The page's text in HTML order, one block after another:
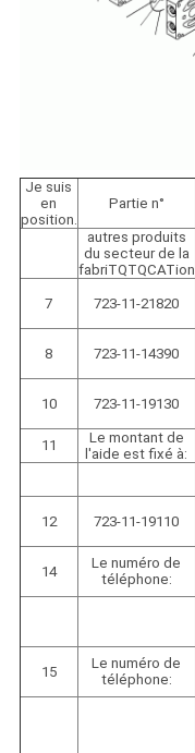
Je suis
en
position.
Partie n°
autres produits
du secteur de la
fabriTQTQCATion
7 723-11-21820
8 723-11-14390
10 723-11-19130
11
Le montant de
l'aide est fixé à:
12 723-11-19110
14
Le numéro de
téléphone:
15
Le numéro de
téléphone: